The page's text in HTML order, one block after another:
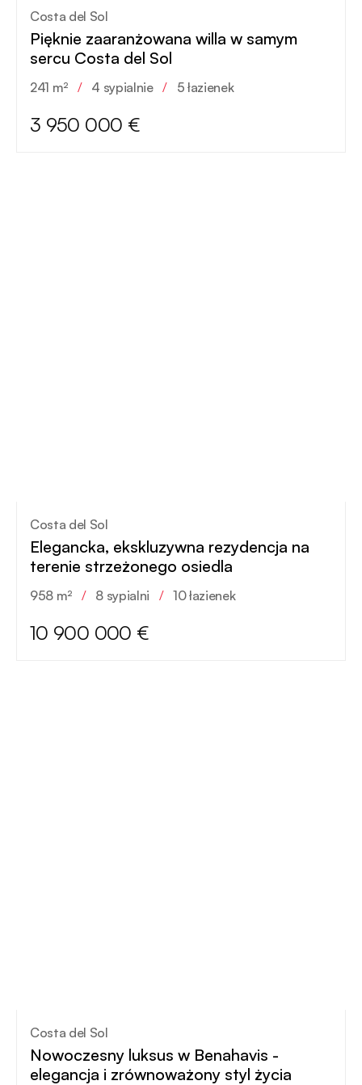
Costa del Sol
Pięknie zaaranżowana willa w samym
sercu Costa del Sol
241 m² / 4 sypialnie / 5 łazienek
3 950 000 €
Costa del Sol
Elegancka, ekskluzywna rezydencja na
terenie strzeżonego osiedla
958 m² / 8 sypialni / 10 łazienek
10 900 000 €
Costa del Sol
Nowoczesny luksus w Benahavis -
elegancja i zrównoważony styl życia